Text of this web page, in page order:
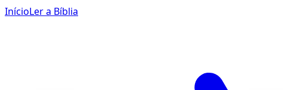
InícioLer a Bíblia